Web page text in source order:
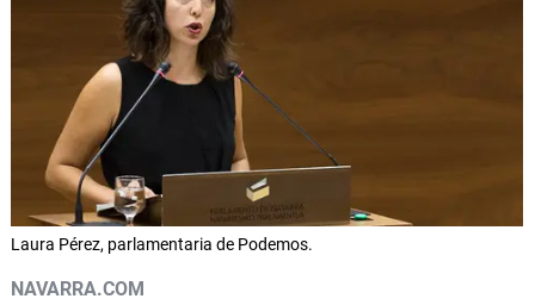
Laura Pérez, parlamentaria de Podemos.
NAVARRA.COM